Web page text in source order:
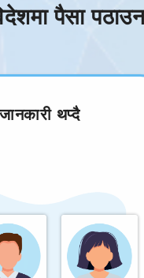
पैसा
थप्दै